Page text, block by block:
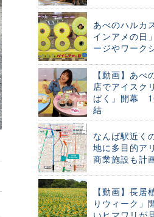
あべのハルカ
インアメの日
ージやワーク
【動画】あべ
店でアイスク
ぱく」開幕
結
なんば駅近く
地に多目的ア
商業施設も計
【動画】長居
りウィーク
いヒマワリが